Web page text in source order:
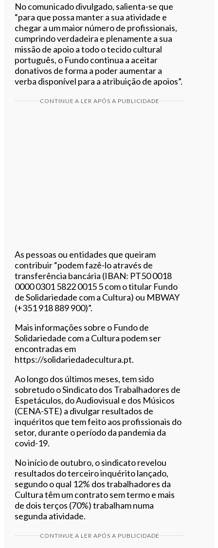
No comunicado divulgado, salienta-se que
“para que possa manter a sua atividade e
chegar a um maior número de profissionais,
cumprindo verdadeira e plenamente a sua
missão de apoio a todo o tecido cultural
português, o Fundo continua a aceitar
donativos de forma a poder aumentar a
verba disponível para a atribuição de apoios”.
CONTINUE A LER APÓS A PUBLICIDADE
As pessoas ou entidades que queiram
contribuir “podem fazê-lo através de
transferência bancária (IBAN: PT50 0018
0000 0301 5822 0015 5 com o titular Fundo
de Solidariedade com a Cultura) ou MBWAY
(+351 918 889 900)”.
Mais informações sobre o Fundo de
Solidariedade com a Cultura podem ser
encontradas em
https://solidariedadecultura.pt.
Ao longo dos últimos meses, tem sido
sobretudo o Sindicato dos Trabalhadores de
Espetáculos, do Audiovisual e dos Músicos
(CENA-STE) a divulgar resultados de
inquéritos que tem feito aos profissionais do
setor, durante o período da pandemia da
covid-19.
No início de outubro, o sindicato revelou
resultados do terceiro inquérito lançado,
segundo o qual 12% dos trabalhadores da
Cultura têm um contrato sem termo e mais
de dois terços (70%) trabalham numa
segunda atividade.
CONTINUE A LER APÓS A PUBLICIDADE